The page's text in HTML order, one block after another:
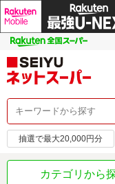
抽選で最大20,000円分
カテゴリから